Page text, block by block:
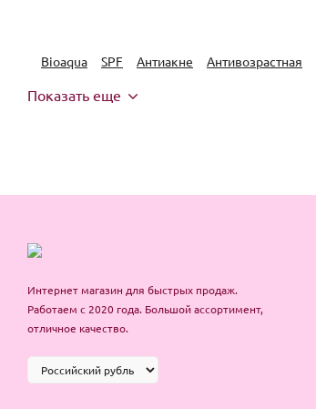
Bioaqua SPF Антиакне Антивозрастная
Показать еще
Интернет магазин для быстрых продаж.
Работаем с 2020 года. Большой ассортимент,
отличное качество.